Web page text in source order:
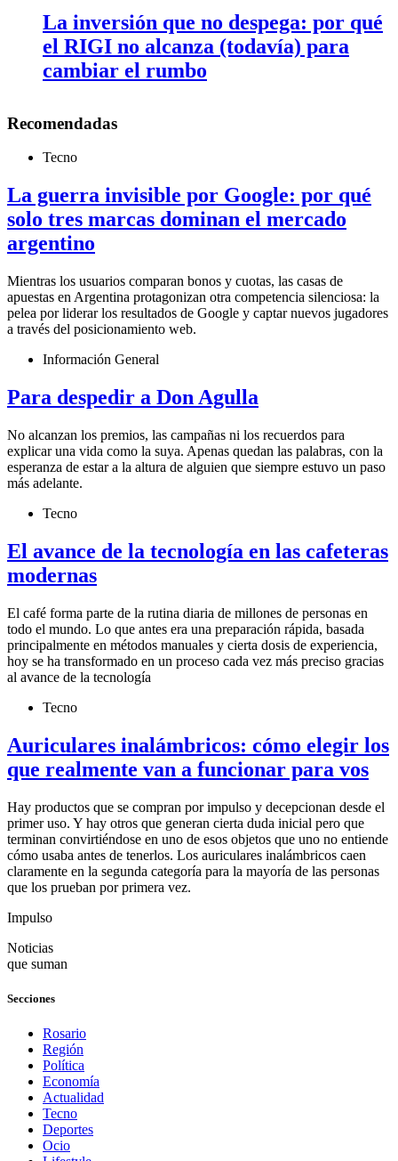
La inversión que no despega: por qué
el RIGI no alcanza (todavía) para
cambiar el rumbo
Recomendadas
Tecno
La guerra invisible por Google: por qué
solo tres marcas dominan el mercado
argentino
Mientras los usuarios comparan bonos y cuotas, las casas de
apuestas en Argentina protagonizan otra competencia silenciosa: la
pelea por liderar los resultados de Google y captar nuevos jugadores
a través del posicionamiento web.
Información General
Para despedir a Don Agulla
No alcanzan los premios, las campañas ni los recuerdos para
explicar una vida como la suya. Apenas quedan las palabras, con la
esperanza de estar a la altura de alguien que siempre estuvo un paso
más adelante.
Tecno
El avance de la tecnología en las cafeteras
modernas
El café forma parte de la rutina diaria de millones de personas en
todo el mundo. Lo que antes era una preparación rápida, basada
principalmente en métodos manuales y cierta dosis de experiencia,
hoy se ha transformado en un proceso cada vez más preciso gracias
al avance de la tecnología
Tecno
Auriculares inalámbricos: cómo elegir los
que realmente van a funcionar para vos
Hay productos que se compran por impulso y decepcionan desde el
primer uso. Y hay otros que generan cierta duda inicial pero que
terminan convirtiéndose en uno de esos objetos que uno no entiende
cómo usaba antes de tenerlos. Los auriculares inalámbricos caen
claramente en la segunda categoría para la mayoría de las personas
que los prueban por primera vez.
Impulso
Noticias
que suman
Secciones
Rosario
Región
Política
Economía
Actualidad
Tecno
Deportes
Ocio